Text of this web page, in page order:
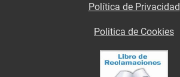
Política de Privacidad
Politica de Cookies